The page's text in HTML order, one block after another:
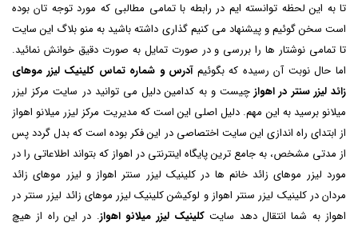
تا به این لحظه توانسته ایم در رابطه با تمامی مطالبی که مورد توجه تان بوده
است سخن گوئیم و پیشنهاد می کنیم گذاری داشته باشید به منو بلاگ این سایت
تا تمامی نوشتار ها را بررسی و در صورت تمایل به صورت دقیق خوانش نمائید.
اما حال نوبت آن رسیده که بگوئیمآدرس و شماره تماس کلینیک لیزر موهای
زائد لیزر سنتر در اهوازچیست و به کدامین دلیل می توانید در سایت مرکز لیزر
میلانو برسید به این مهم. دلیل اصلی این است که مدیریت مرکز لیزر میلانو اهواز
از ابتدای راه اندازی این سایت اختصاصی در این فکر بوده است که بدل گردد پس
از مدتی مشخص، به جامع ترین پایگاه اینترنتی در اهواز که بتواند اطلاعاتی را در
مورد لیزر موهای زائد خانم ها در کلینیک لیزر سنتر اهواز و لیزر موهای زائد
مردان در کلینیک لیزر سنتر اهواز و لوکیشن کلینیک لیزر موهای زائد لیزر سنتر در
اهواز به شما انتقال دهد سایتکلینیک لیزر میلانو اهواز. در این راه از هیچ